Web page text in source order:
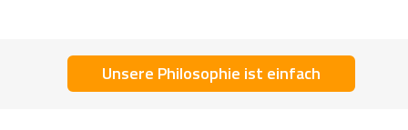
Unsere Philosophie ist einfach